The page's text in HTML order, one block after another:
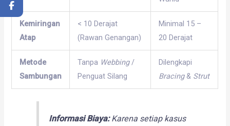
Kemiringan
Atap
< 10 Derajat
(Rawan Genangan)
Minimal 15 –
20 Derajat
Metode
Sambungan
Tanpa Webbing/
Penguat Silang
Dilengkapi
Bracing& Strut
Informasi Biaya:Karena setiap kasus